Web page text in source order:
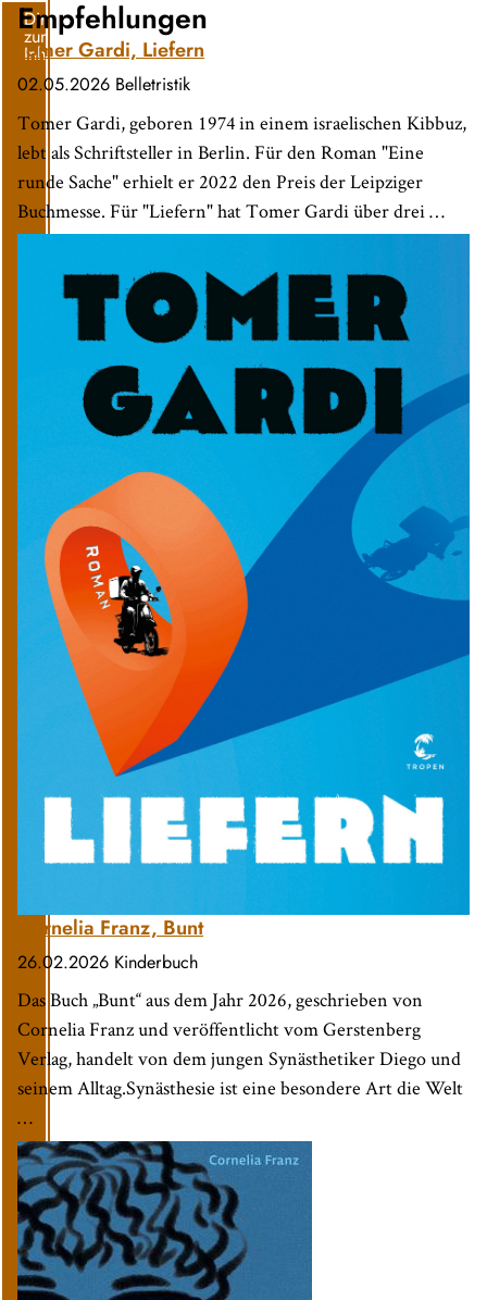
Direkt
zum
Inhalt
Empfehlungen
Tomer Gardi, Liefern
02.05.2026 Belletristik
Tomer Gardi, geboren 1974 in einem israelischen Kibbuz,
lebt als Schriftsteller in Berlin. Für den Roman "Eine
runde Sache" erhielt er 2022 den Preis der Leipziger
Buchmesse. Für "Liefern" hat Tomer Gardi über drei …
Cornelia Franz, Bunt
26.02.2026 Kinderbuch
Das Buch „Bunt“ aus dem Jahr 2026, geschrieben von
Cornelia Franz und veröffentlicht vom Gerstenberg
Verlag, handelt von dem jungen Synästhetiker Diego und
seinem Alltag.Synästhesie ist eine besondere Art die Welt
…